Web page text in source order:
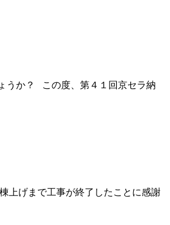
うか？ この度、第４１回京セラ納
上げまで工事が終了したことに感謝